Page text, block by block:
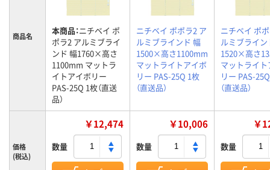
商品名 本商品：ニチベイ ポ
ポラ2 アルミブライ
ンド 幅1760×高さ
1100mm マットラ
イトアイボリー
PAS-25Q 1枚（直送
品）
ニチベイ ポポラ2 ア
ルミブラインド 幅
1500×高さ1100mm
マットライトアイボ
リー PAS-25Q 1枚
（直送品）
ニチベイ ポ
ルミブライン
1520×高さ
マットライ
リー PAS-
（直送品）
価格
(税込)
￥12,474
数量
￥10,006
数量
￥
数量